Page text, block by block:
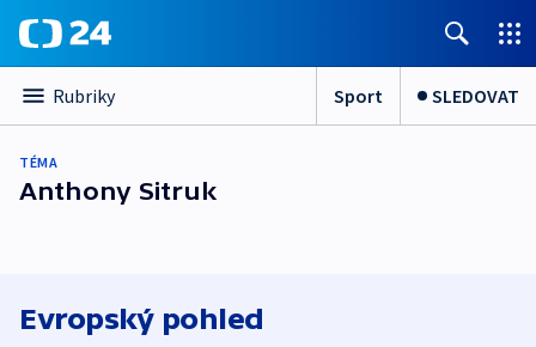
Rubriky Sport SLEDOVAT
TÉMA
Anthony Sitruk
Evropský pohled